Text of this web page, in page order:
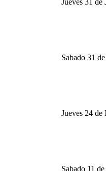
Sabado 31
Jueves 24 de
Sabado 11